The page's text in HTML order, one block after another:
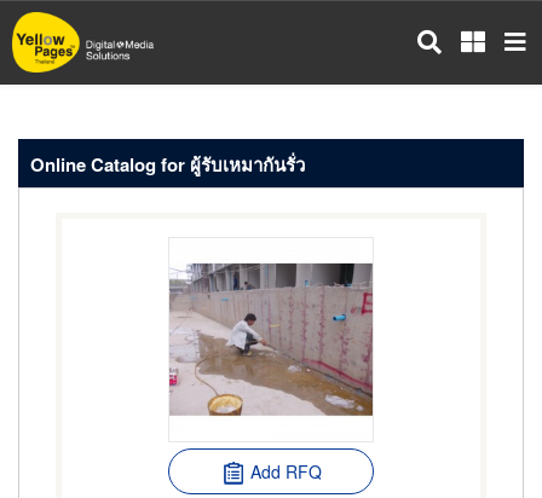
Skip
to
main
Online Catalog for ผู้รับเหมากันรั่ว
Add RFQ